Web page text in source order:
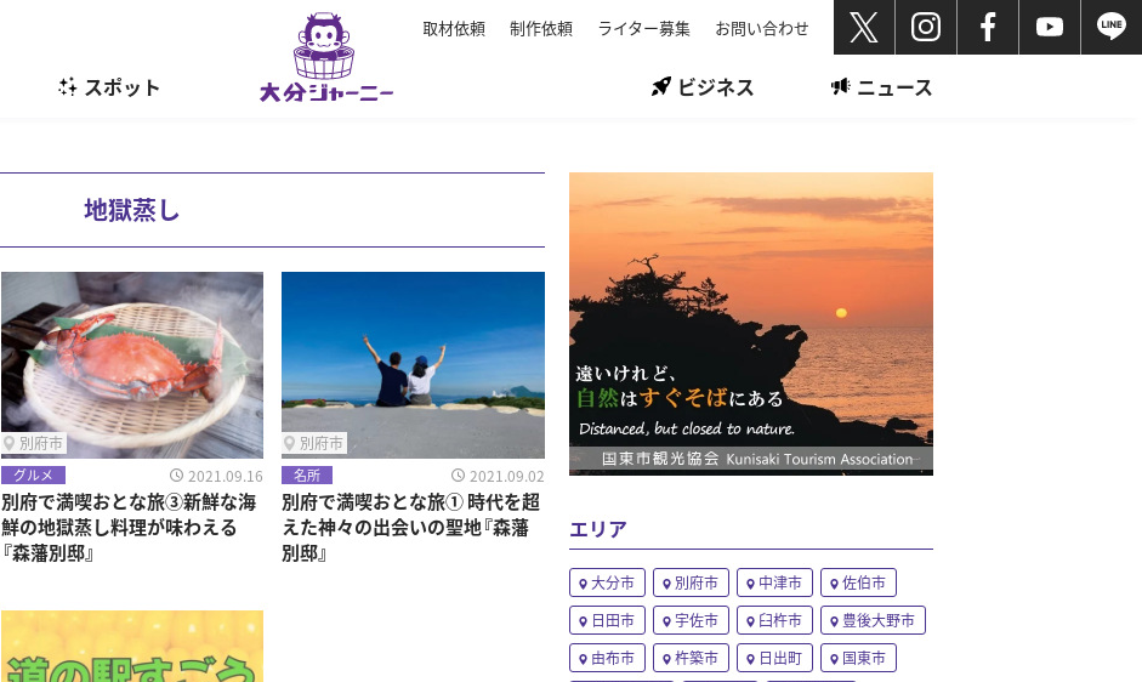
取材依頼 制作依頼 ライター募集 お問い合わせ
スポット 暮らし ビジネス ニュース
地獄蒸し
別府市
グルメ 2021.09.16
別府で満喫おとな旅③新鮮な海
鮮の地獄蒸し料理が味わえる
『森藩別邸』
別府市
名所 2021.09.02
別府で満喫おとな旅① 時代を超
えた神々の出会いの聖地『森藩
別邸』
エリア
大分市 別府市 中津市
佐伯市
日田市
宇佐市 臼杵市
豊後大野市
由布市
杵築市 日出町
国東市